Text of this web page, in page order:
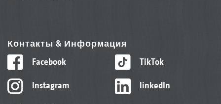
Контакты & Информация
Facebook
Instagram
TikTok
linkedIn